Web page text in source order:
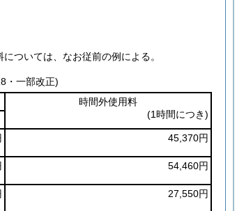
ついては、なお従前の例による。
・一部改正)
時間外使用料
(1時間につき)
45,370円
54,460円
27,550円